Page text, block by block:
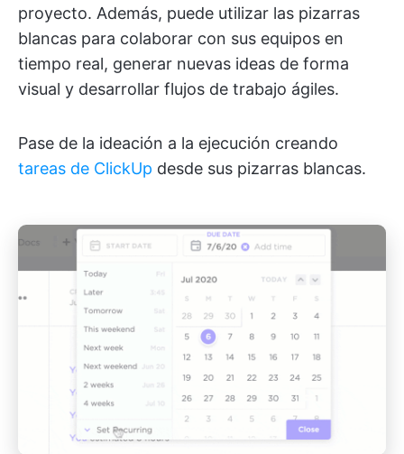
proyecto. Además, puede utilizar las pizarras
blancas para colaborar con sus equipos en
tiempo real, generar nuevas ideas de forma
visual y desarrollar flujos de trabajo ágiles.
Pase de la ideación a la ejecución creando
tareas de ClickUp desde sus pizarras blancas.